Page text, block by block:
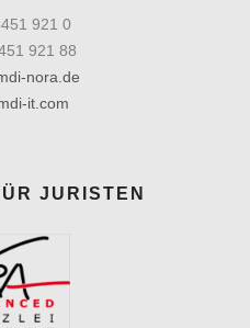
921 0
921 88
nora.de
it.com
JURISTEN